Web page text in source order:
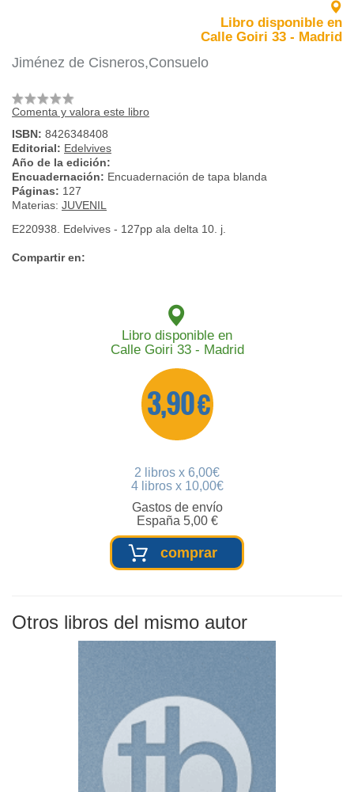
Libro disponible en
Calle Goiri 33 - Madrid
Jiménez de Cisneros,Consuelo
Comenta y valora este libro
ISBN: 8426348408
Editorial: Edelvives
Año de la edición:
Encuadernación: Encuadernación de tapa blanda
Páginas: 127
Materias: JUVENIL
E220938. Edelvives - 127pp ala delta 10. j.
Compartir en:
Libro disponible en
Calle Goiri 33 - Madrid
3,90 €
2 libros x 6,00€
4 libros x 10,00€
Gastos de envío
España 5,00 €
comprar
Otros libros del mismo autor